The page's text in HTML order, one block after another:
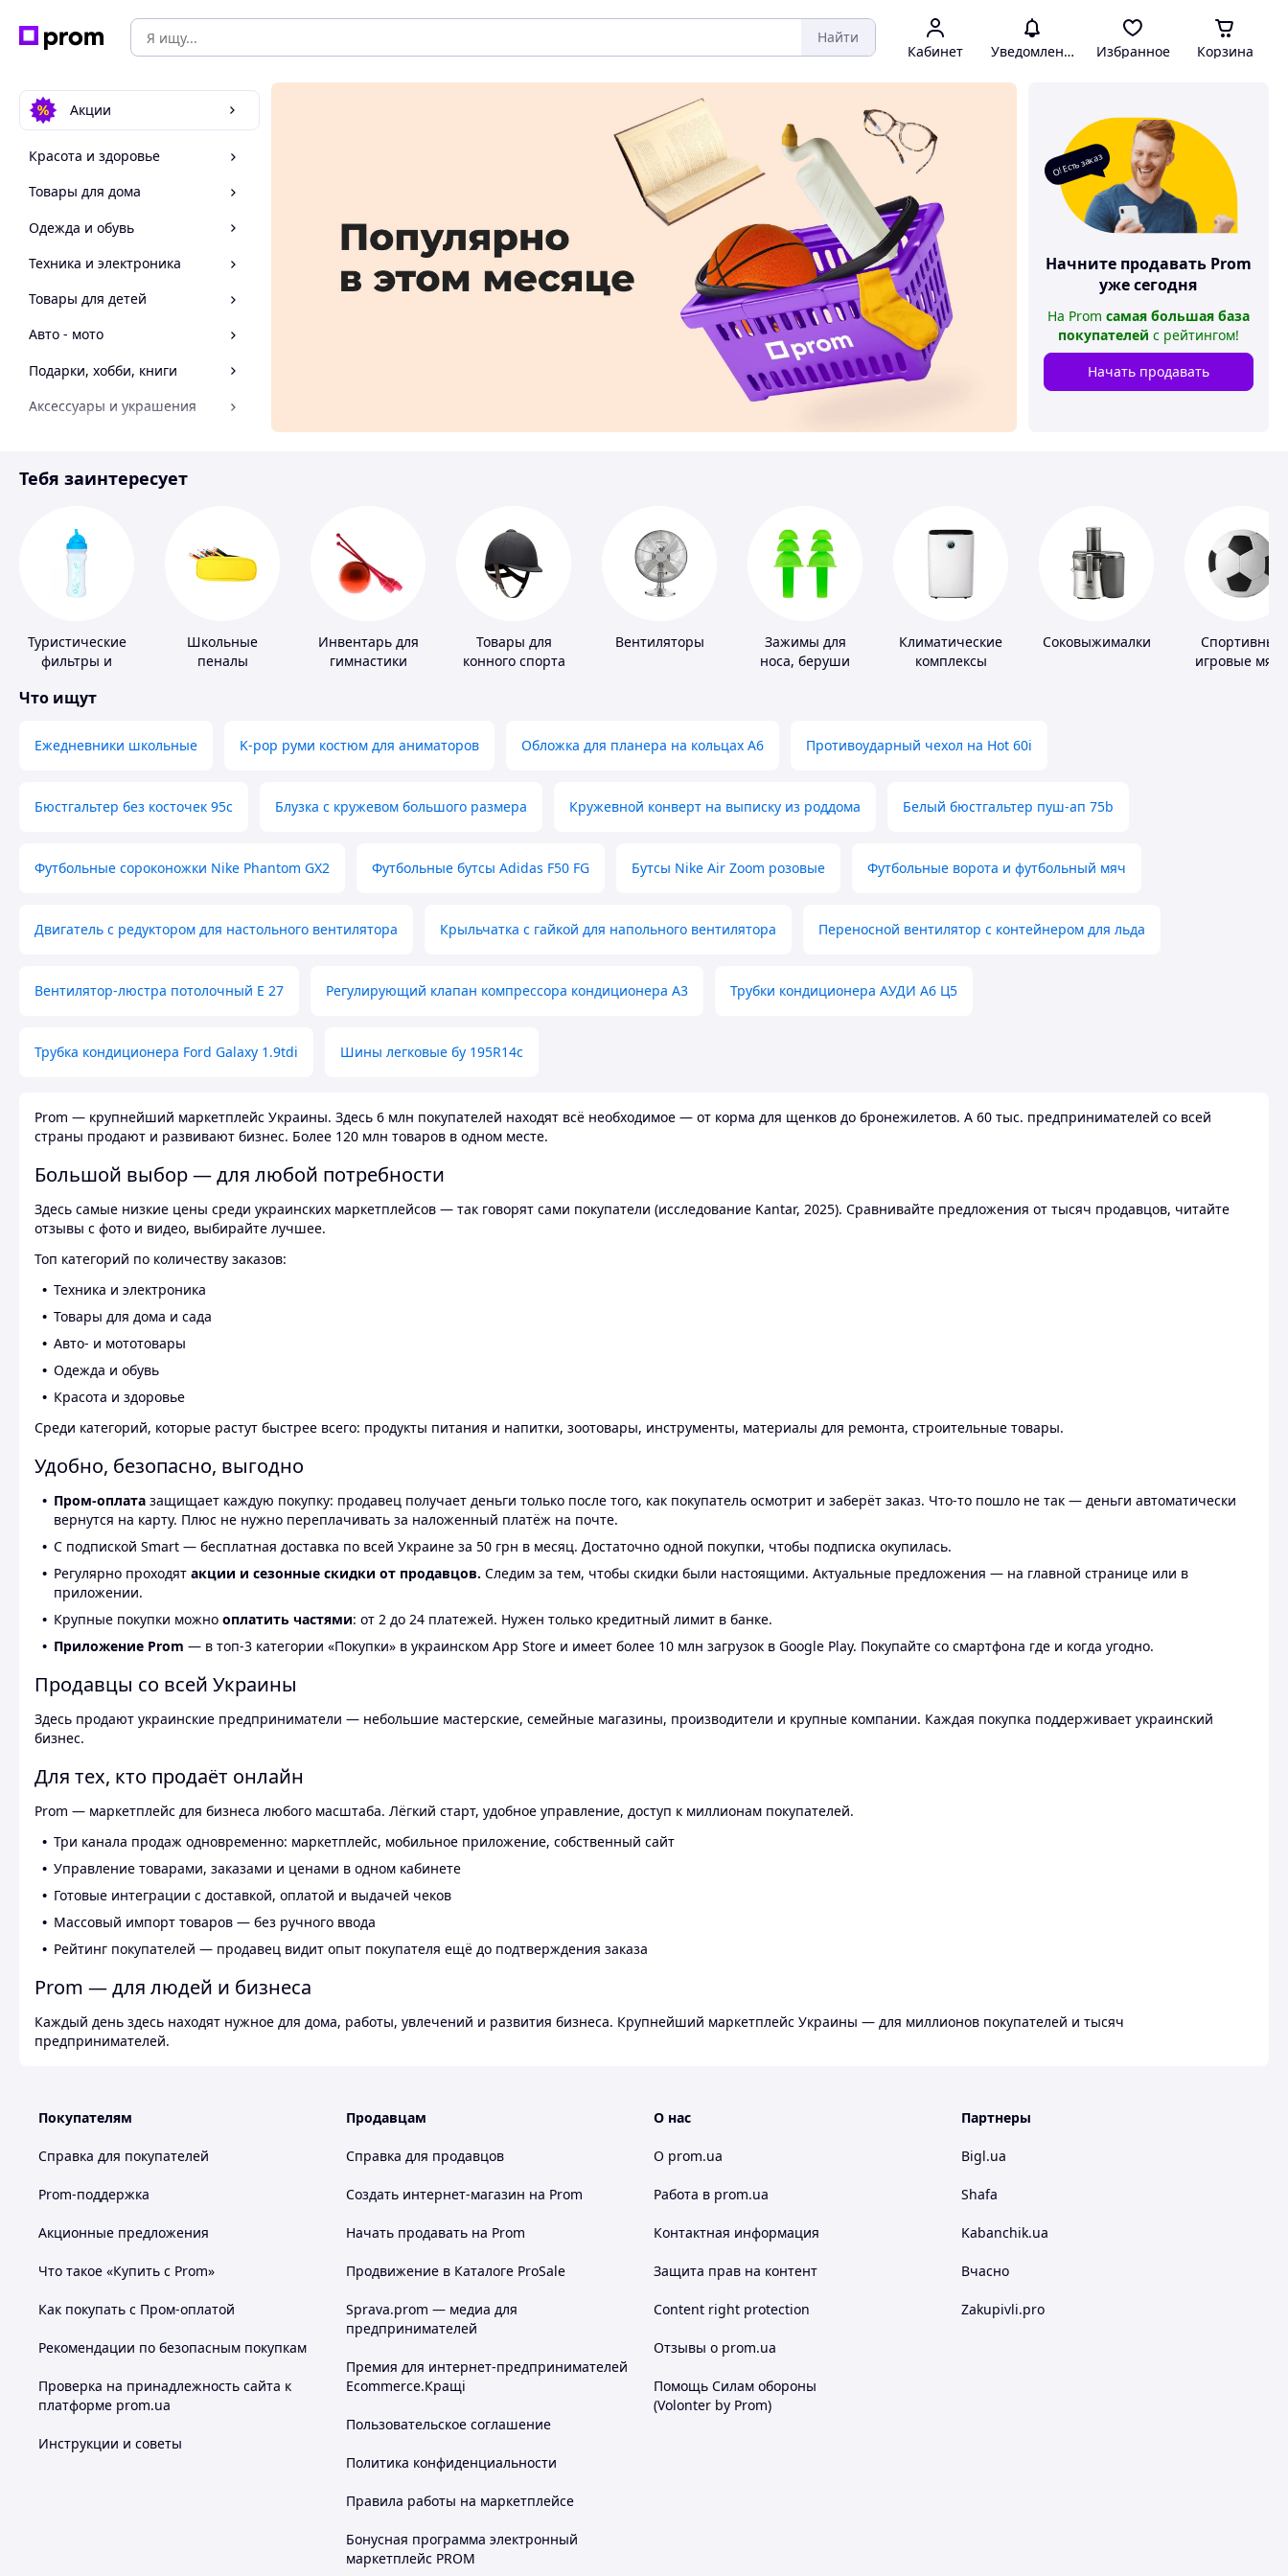
Найти
Кабинет Уведомления Избранное Корзина
Акции
Красота и здоровье
Товары для дома
Одежда и обувь
Техника и электроника
Товары для детей
Авто - мото
Подарки, хобби, книги
Аксессуары и украшения
Спорт и отдых
О! Есть заказ
Начните продавать Prom
уже сегодня
На Prom самая большая база
покупателей с рейтингом!
Начать продавать
Тебя заинтересует
Туристические
фильтры и
питьевой воды
Школьные
пеналы
Инвентарь для
гимнастики
Товары для
конного спорта
Вентиляторы
Зажимы для
носа, беруши
Климатические
комплексы
Соковыжималки
Спортивные
игровые
Что ищут
Ежедневники школьные K-pop руми костюм для аниматоров Обложка для планера на кольцах А6 Противоударный чехол на Hot 60i
Бюстгальтер без косточек 95с Блузка с кружевом большого размера Кружевной конверт на выписку из роддома Белый бюстгальтер пуш-ап 75b
Футбольные сороконожки Nike Phantom GX2 Футбольные бутсы Adidas F50 FG Бутсы Nike Air Zoom розовые Футбольные ворота и футбольный мяч
Двигатель с редуктором для настольного вентилятора Крыльчатка с гайкой для напольного вентилятора Переносной вентилятор с контейнером для льда
Вентилятор-люстра потолочный E 27 Регулирующий клапан компрессора кондиционера А3 Трубки кондиционера АУДИ А6 Ц5
Трубка кондиционера Ford Galaxy 1.9tdi Шины легковые бу 195R14c
Prom — крупнейший маркетплейс Украины. Здесь 6 млн покупателей находят всё необходимое — от корма для щенков до бронежилетов. А 60 тыс. предпринимателей со всей
страны продают и развивают бизнес. Более 120 млн товаров в одном месте.
Большой выбор — для любой потребности
Здесь самые низкие цены среди украинских маркетплейсов — так говорят сами покупатели (исследование Kantar, 2025). Сравнивайте предложения от тысяч продавцов, читайте
отзывы с фото и видео, выбирайте лучшее.
Топ категорий по количеству заказов:
Техника и электроника
Товары для дома и сада
Авто- и мототовары
Одежда и обувь
Красота и здоровье
Среди категорий, которые растут быстрее всего: продукты питания и напитки, зоотовары, инструменты, материалы для ремонта, строительные товары.
Удобно, безопасно, выгодно
Пром-оплата защищает каждую покупку: продавец получает деньги только после того, как покупатель осмотрит и заберёт заказ. Что-то пошло не так — деньги автоматически
вернутся на карту. Плюс не нужно переплачивать за наложенный платёж на почте.
С подпиской Smart — бесплатная доставка по всей Украине за 50 грн в месяц. Достаточно одной покупки, чтобы подписка окупилась.
Регулярно проходят акции и сезонные скидки от продавцов. Следим за тем, чтобы скидки были настоящими. Актуальные предложения — на главной странице или в
приложении.
Крупные покупки можно оплатить частями: от 2 до 24 платежей. Нужен только кредитный лимит в банке.
Приложение Prom — в топ-3 категории «Покупки» в украинском App Store и имеет более 10 млн загрузок в Google Play. Покупайте со смартфона где и когда угодно.
Продавцы со всей Украины
Здесь продают украинские предприниматели — небольшие мастерские, семейные магазины, производители и крупные компании. Каждая покупка поддерживает украинский
бизнес.
Для тех, кто продаёт онлайн
Prom — маркетплейс для бизнеса любого масштаба. Лёгкий старт, удобное управление, доступ к миллионам покупателей.
Три канала продаж одновременно: маркетплейс, мобильное приложение, собственный сайт
Управление товарами, заказами и ценами в одном кабинете
Готовые интеграции с доставкой, оплатой и выдачей чеков
Массовый импорт товаров — без ручного ввода
Рейтинг покупателей — продавец видит опыт покупателя ещё до подтверждения заказа
Prom — для людей и бизнеса
Каждый день здесь находят нужное для дома, работы, увлечений и развития бизнеса. Крупнейший маркетплейс Украины — для миллионов покупателей и тысяч
предпринимателей.
Покупателям
Справка для покупателей
Prom-поддержка
Акционные предложения
Что такое «Купить с Prom»
Как покупать с Пром-оплатой
Рекомендации по безопасным покупкам
Проверка на принадлежность сайта к
платформе prom.ua
Инструкции и советы
Продавцам
Справка для продавцов
Создать интернет-магазин на Prom
Начать продавать на Prom
Продвижение в Каталоге ProSale
Sprava.prom — медиа для
предпринимателей
Премия для интернет-предпринимателей
Ecommerce.Кращі
Пользовательское соглашение
Политика конфиденциальности
Правила работы на маркетплейсе
Бонусная программа электронный
маркетплейс PROM
О нас
О prom.ua
Работа в prom.ua
Контактная информация
Защита прав на контент
Content right protection
Отзывы о prom.ua
Помощь Силам обороны
(Volonter by Prom)
Партнеры
Bigl.ua
Shafa
Kabanchik.ua
Вчасно
Zakupivli.pro